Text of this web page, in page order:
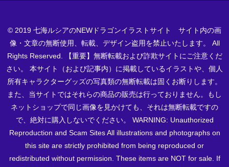
© 2019 七海ルシアのNEWドラゴンイラストサイト サイト内の画
像・文章の無断使用、転載、デザイン盗用を禁止いたします。 All
Rights Reserved. 【重要】無断転載および詐欺サイトにご注意くだ
さい。 本サイト（および記事内）に掲載しているイラストや、個人
所有キャラクターグッズの写真類の無断転載は固くお断りします。
また、当サイトではそれらの商品の販売は行っておりません。もし
ネットショップで同じ画像を見かけても、それは無断転載ですの
で、絶対に購入しないでください。 WARNING: Unauthorized
Reproduction and Scam Sites All illustrations and photographs on
this site are strictly prohibited from being reproduced or
redistributed without permission. These items are NOT for sale. If